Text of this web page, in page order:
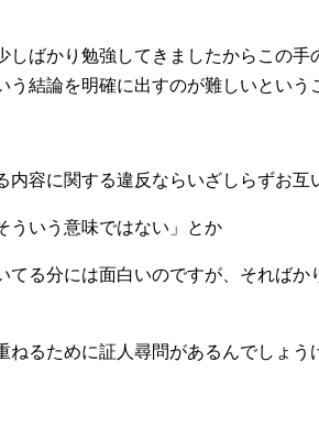
しばかり勉強してきましたからこの手
う結論を明確に出すのが難しいという
内容に関する違反ならいざしらずお
ういう意味ではない」とか
てる分には面白いのですが、そればか
ねるために証人尋問があるんでしょう